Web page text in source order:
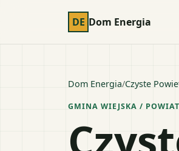
DE Dom Energia
Dom Energia/Czyste
GMINA WIEJSKA / POWIAT